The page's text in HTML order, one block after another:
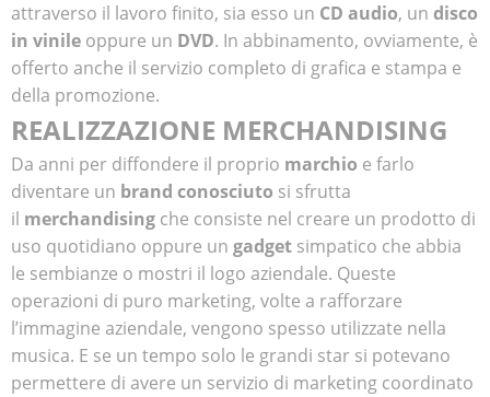
attraverso il lavoro finito, sia esso un CD audio, un disco
in vinile oppure un DVD. In abbinamento, ovviamente, è
offerto anche il servizio completo di grafica e stampa e
della promozione.
REALIZZAZIONE MERCHANDISING
Da anni per diffondere il proprio marchio e farlo
diventare un brand conosciuto si sfrutta
il merchandising che consiste nel creare un prodotto di
uso quotidiano oppure un gadget simpatico che abbia
le sembianze o mostri il logo aziendale. Queste
operazioni di puro marketing, volte a rafforzare
l’immagine aziendale, vengono spesso utilizzate nella
musica. E se un tempo solo le grandi star si potevano
permettere di avere un servizio di marketing coordinato